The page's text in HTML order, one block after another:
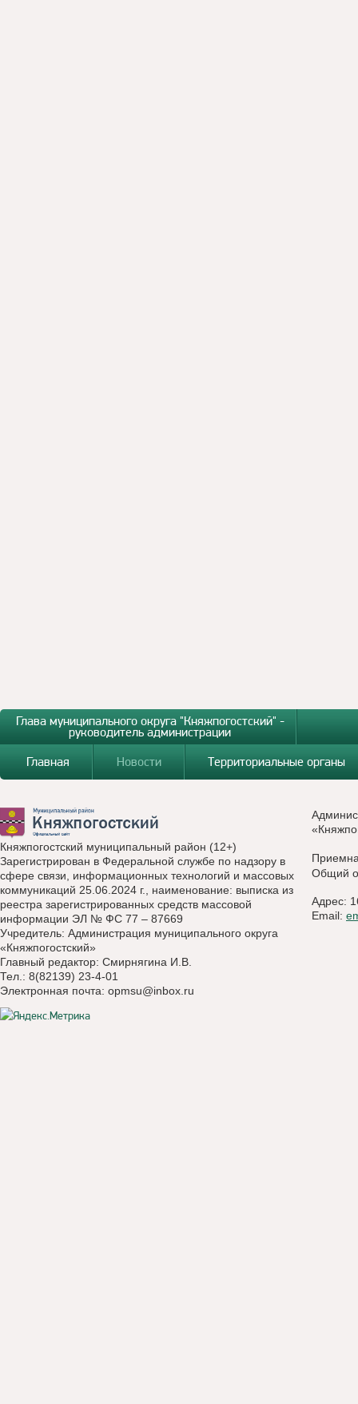
Глава муниципального округа "Княжпогостский" -
руководитель администрации
Главная
Новости Территориальные органы
Княжпогостский муниципальный район (12+)
Зарегистрирован в Федеральной службе по надзору в
сфере связи, информационных технологий и массовых
коммуникаций 25.06.2024 г., наименование: выписка из
реестра зарегистрированных средств массовой
информации ЭЛ № ФС 77 – 87669
Учредитель: Администрация муниципального округа
«Княжпогостский»
Главный редактор: Смирнягина И.В.
Тел.: 8(82139) 23-4-01
Электронная почта: opmsu@inbox.ru
Общий
Адрес:
Email: